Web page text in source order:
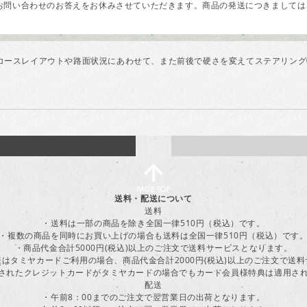
い合わせのお答えをお休みさせていただきます。商品の発送につきまし
スレイアウトや路面状況にあわせて、また前後で硬さを変えてステアリン
送料・配送について
送料
・送料は一部の商品を除き全国一律510円（税込）です。
複数の商品を同時にお買い上げの場合も送料は全国一律510円（税込）です
・商品代金合計5000円(税込)以上のご注文で送料サービスとなります。
タミヤカードご利用の場合、商品代金合計2000円(税込)以上のご注文で送
たクレジットカードがタミヤカードの場合でもカード会員様特典は適用さ
配送
・午前8：00までのご注文で翌営業日の出荷となります。